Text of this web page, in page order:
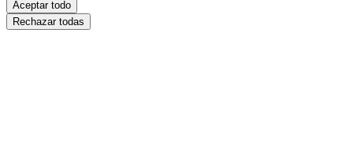
Aceptar todo
Rechazar todas